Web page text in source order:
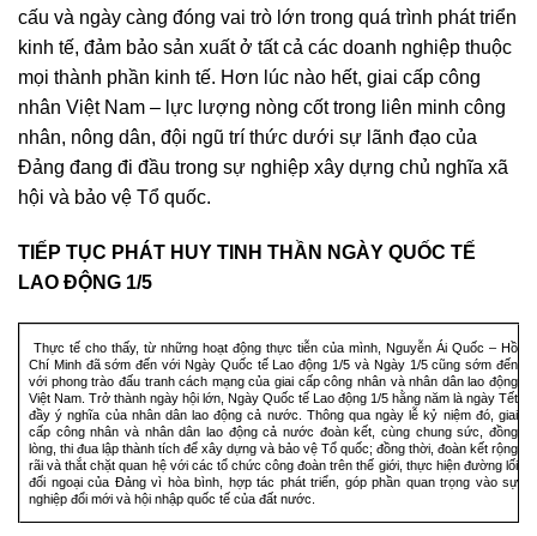
cấu và ngày càng đóng vai trò lớn trong quá trình phát triển
kinh tế, đảm bảo sản xuất ở tất cả các doanh nghiệp thuộc
mọi thành phần kinh tế. Hơn lúc nào hết, giai cấp công
nhân Việt Nam – lực lượng nòng cốt trong liên minh công
nhân, nông dân, đội ngũ trí thức dưới sự lãnh đạo của
Đảng đang đi đầu trong sự nghiệp xây dựng chủ nghĩa xã
hội và bảo vệ Tổ quốc.
TIẾP TỤC PHÁT HUY TINH THẦN NGÀY QUỐC TẾ
LAO ĐỘNG 1/5
Thực tế cho thấy, từ những hoạt động thực tiễn của mình, Nguyễn Ái Quốc – Hồ
Chí Minh đã sớm đến với Ngày Quốc tế Lao động 1/5 và Ngày 1/5 cũng sớm đến
với phong trào đấu tranh cách mạng của giai cấp công nhân và nhân dân lao động
Việt Nam. Trở thành ngày hội lớn, Ngày Quốc tế Lao động 1/5 hằng năm là ngày Tết
đầy ý nghĩa của nhân dân lao động cả nước. Thông qua ngày lễ kỷ niệm đó, giai
cấp công nhân và nhân dân lao động cả nước đoàn kết, cùng chung sức, đồng
lòng, thi đua lập thành tích để xây dựng và bảo vệ Tổ quốc; đồng thời, đoàn kết rộng
rãi và thắt chặt quan hệ với các tổ chức công đoàn trên thế giới, thực hiện đường lối
đối ngoại của Đảng vì hòa bình, hợp tác phát triển, góp phần quan trọng vào sự
nghiệp đổi mới và hội nhập quốc tế của đất nước.